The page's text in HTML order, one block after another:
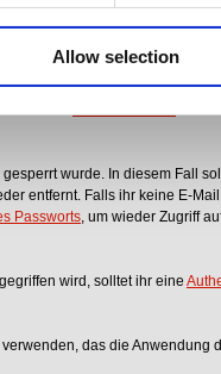
Allow selection
zum Zurücksetzen des
oder das Geburtsdatum,
wurde. In diesem Fall
entfernt. Falls ihr keine E-
Passworts, um wieder Zugriff
wird, solltet ihr eine
das die Anwendung